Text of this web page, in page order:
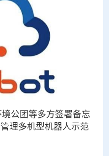
公团等多方签署备忘
理多机型机器人示范